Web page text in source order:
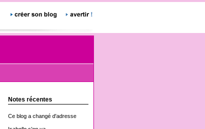
Notes récentes
Ce blog a changé d'adresse